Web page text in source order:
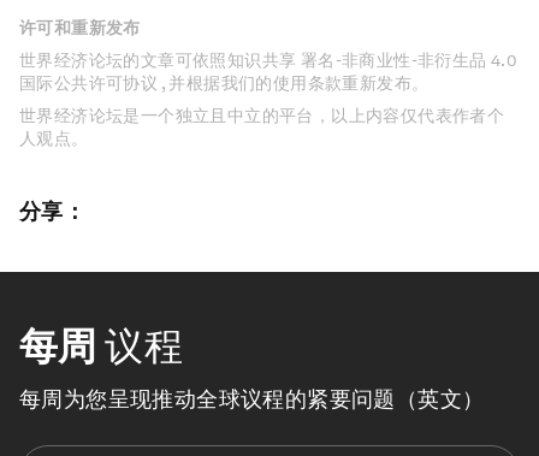
许可和重新发布
世界经济论坛的文章可依照知识共享 署名-非商业性-非衍生品 4.0
国际公共许可协议 , 并根据我们的使用条款重新发布。
世界经济论坛是一个独立且中立的平台，以上内容仅代表作者个
人观点。
分享：
每周 议程
每周为您呈现推动全球议程的紧要问题（英文）